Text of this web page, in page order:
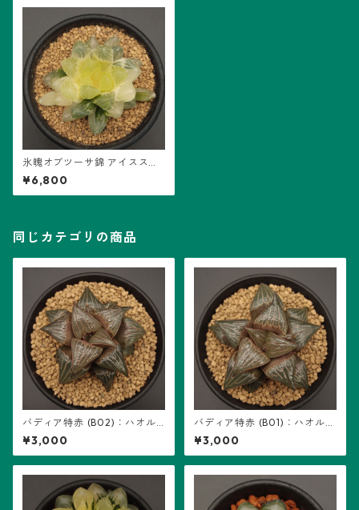
氷魄オブツーサ錦 アイススピ
リット (B02)：ハオルチア属
※交配種 ※2025/3/29 再撮影
¥6,800
同じカテゴリの商品
バディア特赤 (B02)：ハオル
チア属 ※実生
¥3,000
バディア特赤 (B01)：ハオルチ
ア属 ※実生
¥3,000